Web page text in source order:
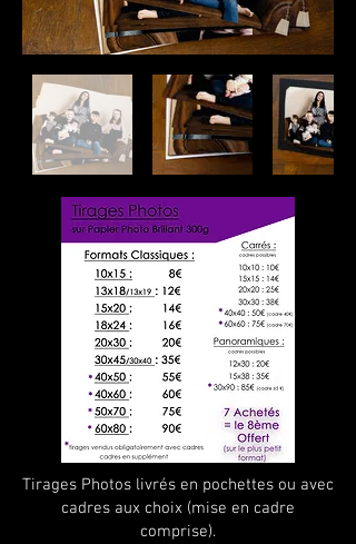
Tirages Photos livrés en pochettes ou avec
cadres aux choix (mise en cadre
comprise).